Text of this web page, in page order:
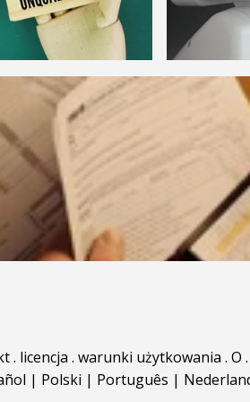
. licencja . warunki użytkowania . O .
| Polski | Português |